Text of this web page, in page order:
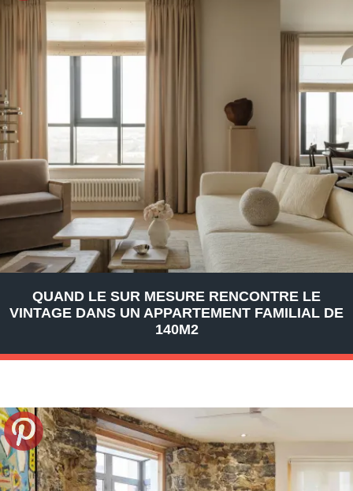
QUAND LE SUR MESURE RENCONTRE LE
VINTAGE DANS UN APPARTEMENT FAMILIAL DE
140M2